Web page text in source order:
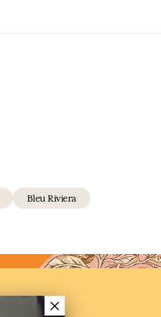
Bleu Riviera
×